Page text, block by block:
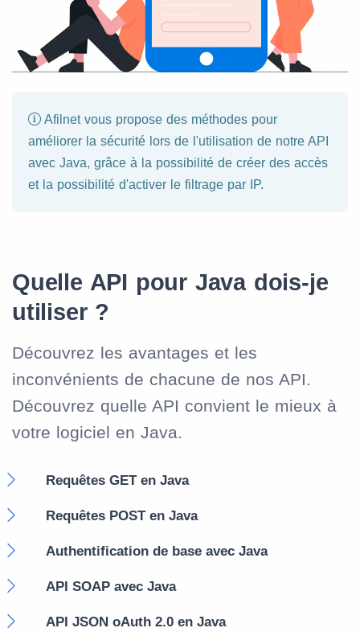
Afilnet vous propose des méthodes pour
améliorer la sécurité lors de l'utilisation de notre API
avec Java, grâce à la possibilité de créer des accès
et la possibilité d'activer le filtrage par IP.
Quelle API pour Java dois-je
utiliser ?
Découvrez les avantages et les
inconvénients de chacune de nos API.
Découvrez quelle API convient le mieux à
votre logiciel en Java.
Requêtes GET en Java
Requêtes POST en Java
Authentification de base avec Java
API SOAP avec Java
API JSON oAuth 2.0 en Java